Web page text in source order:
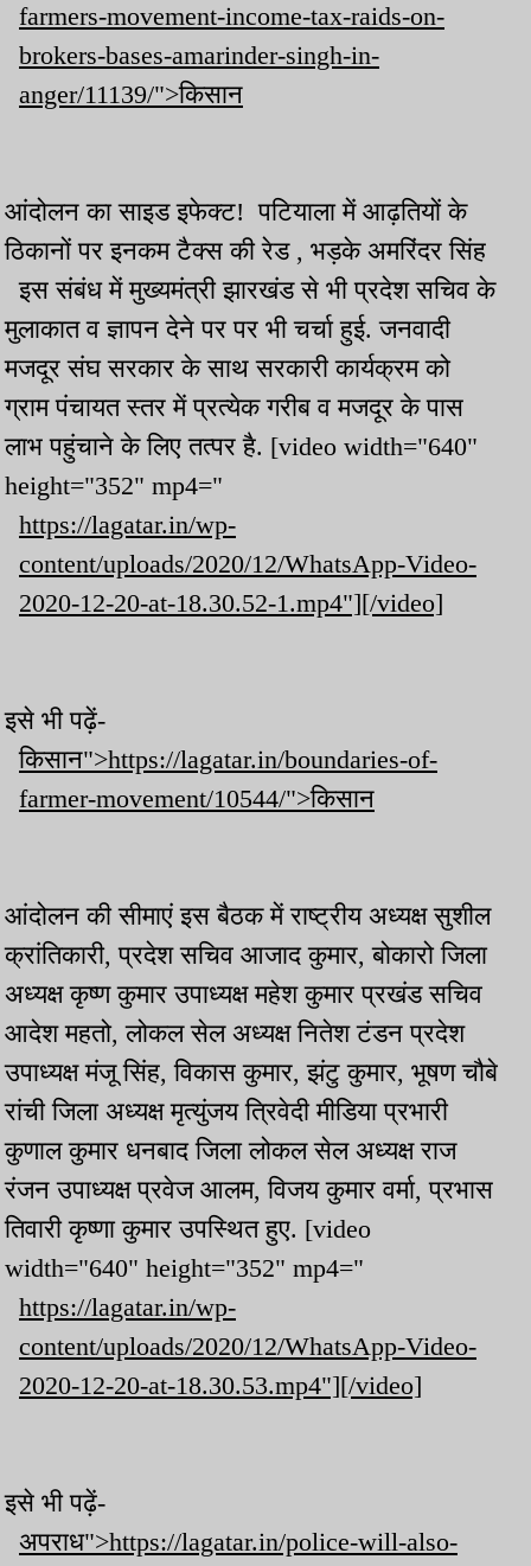
farmers-movement-income-tax-raids-on-
brokers-bases-amarinder-singh-in-
anger/11139/">किसान
आंदोलन का साइड इफेक्ट! पटियाला में आढ़तियों के
ठिकानों पर इनकम टैक्स की रेड , भड़के अमरिंदर सिंह
इस संबंध में मुख्यमंत्री झारखंड से भी प्रदेश सचिव के
मुलाकात व ज्ञापन देने पर पर भी चर्चा हुई. जनवादी
मजदूर संघ सरकार के साथ सरकारी कार्यक्रम को
ग्राम पंचायत स्तर में प्रत्येक गरीब व मजदूर के पास
लाभ पहुंचाने के लिए तत्पर है. [video width="640"
height="352" mp4="
https://lagatar.in/wp-
content/uploads/2020/12/WhatsApp-Video-
2020-12-20-at-18.30.52-1.mp4"][/video]
इसे भी पढ़ें-
किसान">https://lagatar.in/boundaries-of-
farmer-movement/10544/">किसान
आंदोलन की सीमाएं इस बैठक में राष्ट्रीय अध्यक्ष सुशील
क्रांतिकारी, प्रदेश सचिव आजाद कुमार, बोकारो जिला
अध्यक्ष कृष्ण कुमार उपाध्यक्ष महेश कुमार प्रखंड सचिव
आदेश महतो, लोकल सेल अध्यक्ष नितेश टंडन प्रदेश
उपाध्यक्ष मंजू सिंह, विकास कुमार, झंटु कुमार, भूषण चौबे
रांची जिला अध्यक्ष मृत्युंजय त्रिवेदी मीडिया प्रभारी
कुणाल कुमार धनबाद जिला लोकल सेल अध्यक्ष राज
रंजन उपाध्यक्ष प्रवेज आलम, विजय कुमार वर्मा, प्रभास
तिवारी कृष्णा कुमार उपस्थित हुए. [video
width="640" height="352" mp4="
https://lagatar.in/wp-
content/uploads/2020/12/WhatsApp-Video-
2020-12-20-at-18.30.53.mp4"][/video]
इसे भी पढ़ें-
अपराध">https://lagatar.in/police-will-also-